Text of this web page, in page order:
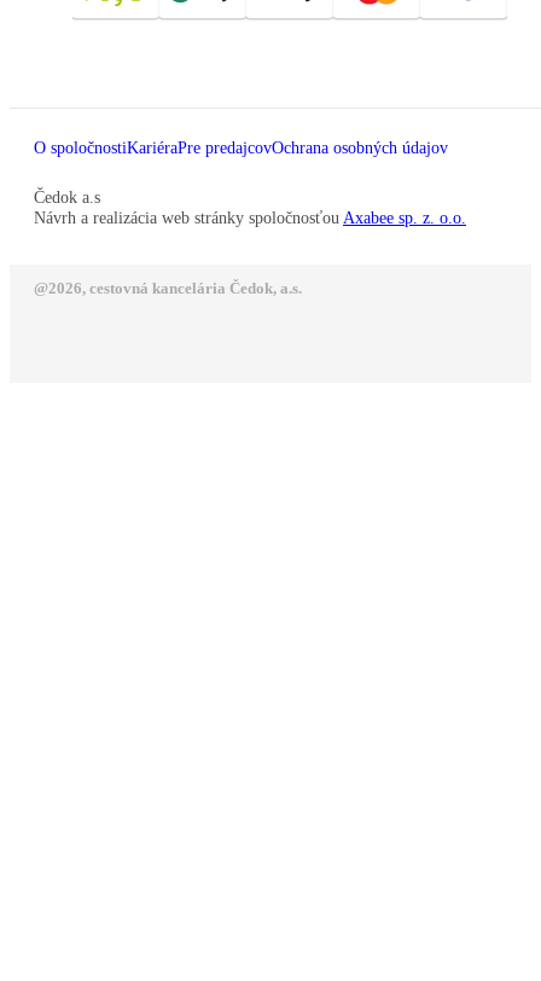
O spoločnostiKariéraPre predajcovOchrana osobných údajov
Čedok a.s
Návrh a realizácia web stránky spoločnosťou Axabee sp. z. o.o.
@2026, cestovná kancelária Čedok, a.s.